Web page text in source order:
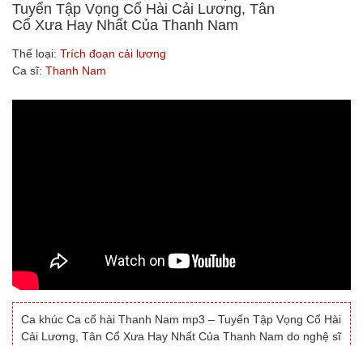
Tuyển Tập Vọng Cổ Hài Cải Lương, Tân
Cổ Xưa Hay Nhất Của Thanh Nam
Thể loại: Trích đoạn cải lương
Ca sĩ: Thanh Nam
Ca khúc Ca cổ hài Thanh Nam mp3 – Tuyển Tập Vọng Cổ Hài
Cải Lương, Tân Cổ Xưa Hay Nhất Của Thanh Nam do nghệ sĩ